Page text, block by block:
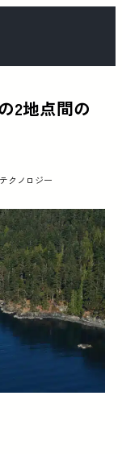
2地点間の
テクノロジー